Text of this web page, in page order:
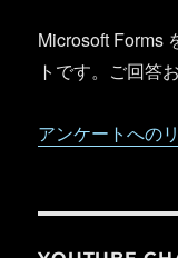
Microsoft Forms
トです。ご回答
アンケートへの